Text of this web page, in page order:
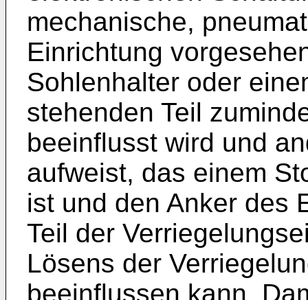
mechanische,
Einrichtung
Sohlenhalter oder
stehenden Teil
beeinflusst wird und
aufweist, das einem
ist und den Anker des
Teil der
Lösens der
beeinflussen kann.